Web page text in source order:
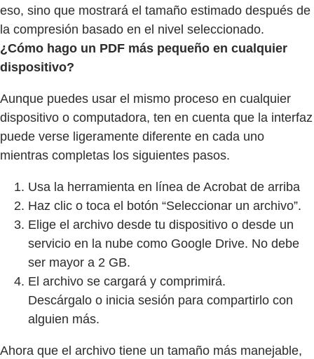
eso, sino que mostrará el tamaño estimado después de
la compresión basado en el nivel seleccionado.
¿Cómo hago un PDF más pequeño en cualquier
dispositivo?
Aunque puedes usar el mismo proceso en cualquier
dispositivo o computadora, ten en cuenta que la interfaz
puede verse ligeramente diferente en cada uno
mientras completas los siguientes pasos.
Usa la herramienta en línea de Acrobat de arriba
Haz clic o toca el botón “Seleccionar un archivo”.
Elige el archivo desde tu dispositivo o desde un
servicio en la nube como Google Drive. No debe
ser mayor a 2 GB.
El archivo se cargará y comprimirá.
Descárgalo o inicia sesión para compartirlo con
alguien más.
Ahora que el archivo tiene un tamaño más manejable,